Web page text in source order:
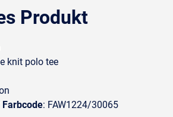
Produkt
knit polo tee
: FAW1224/30065